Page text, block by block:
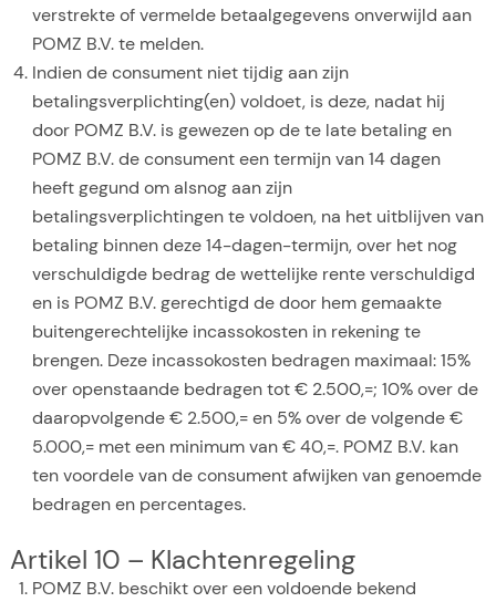
verstrekte of vermelde betaalgegevens onverwijld aan
POMZ B.V. te melden.
Indien de consument niet tijdig aan zijn
betalingsverplichting(en) voldoet, is deze, nadat hij
door POMZ B.V. is gewezen op de te late betaling en
POMZ B.V. de consument een termijn van 14 dagen
heeft gegund om alsnog aan zijn
betalingsverplichtingen te voldoen, na het uitblijven van
betaling binnen deze 14-dagen-termijn, over het nog
verschuldigde bedrag de wettelijke rente verschuldigd
en is POMZ B.V. gerechtigd de door hem gemaakte
buitengerechtelijke incassokosten in rekening te
brengen. Deze incassokosten bedragen maximaal: 15%
over openstaande bedragen tot € 2.500,=; 10% over de
daaropvolgende € 2.500,= en 5% over de volgende €
5.000,= met een minimum van € 40,=. POMZ B.V. kan
ten voordele van de consument afwijken van genoemde
bedragen en percentages.
Artikel 10 – Klachtenregeling
POMZ B.V. beschikt over een voldoende bekend